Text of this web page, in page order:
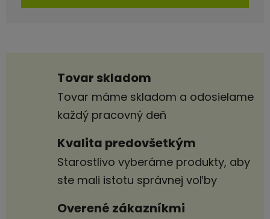
Tovar skladom
Tovar máme skladom a odosielame
každý pracovný deň
Kvalita predovšetkým
Starostlivo vyberáme produkty, aby
ste mali istotu správnej voľby
Overené zákazníkmi